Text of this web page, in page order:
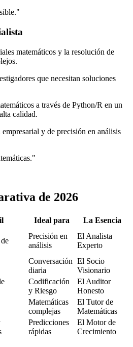
matemáticos y la resolución de
que necesitan soluciones
a través de Python/R en un
calidad.
y de precisión en análisis
de 2026
Ideal para La Esencia
Precisión en
análisis
El Analista
Experto
Conversación
diaria
El Socio
Visionario
Codificación
y Riesgo
El Auditor
Honesto
Matemáticas
complejas
El Tutor de
Matemáticas
Predicciones
rápidas
El Motor de
Crecimiento